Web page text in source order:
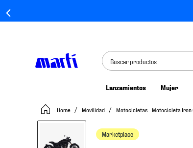
Buscar productos
Lanzamientos Mujer
Movilidad Motocicletas Motocicleta Iron
Marketplace
tenis mujer